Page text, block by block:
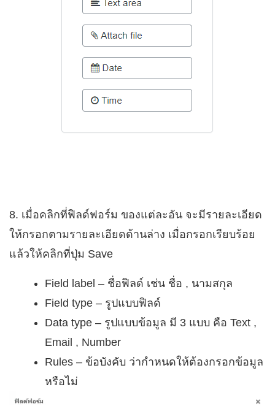
8. เมื่อคลิกที่ฟิลด์ฟอร์ม ของแต่ละอัน จะมีรายละเอียด
ให้กรอกตามรายละเอียดด้านล่าง เมื่อกรอกเรียบร้อย
แล้วให้คลิกที่ปุ่ม Save
Field label – ชื่อฟิลด์ เช่น ชื่อ , นามสกุล
Field type – รูปแบบฟิลด์
Data type – รูปแบบข้อมูล มี 3 แบบ คือ Text ,
Email , Number
Rules – ข้อบังคับ ว่ากำหนดให้ต้องกรอกข้อมูล
หรือไม่